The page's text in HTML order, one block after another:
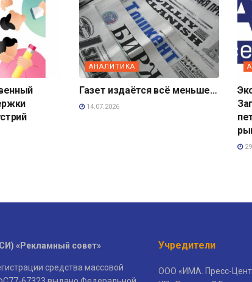
АНАЛИТИКА
Газет издаётся всё меньше…
14.07.2026
«Рекламный совет»
средства массовой
Учредители
ООО «ИМА. Пресс-